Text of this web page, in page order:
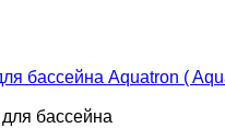
бассейна